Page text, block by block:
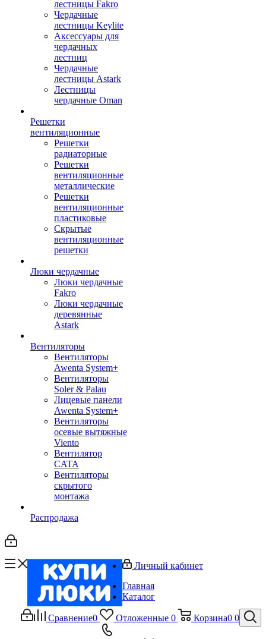
лестницы Fakro
Чердачные
лестницы Keylite
Аксессуары для
чердачных
лестниц
Чердачные
лестницы Astark
Лестницы
чердачные Oman
Решетки
вентиляционные
Решетки
радиаторные
Решетки
вентиляционные
металлические
Решетки
вентиляционные
пластиковые
Скрытые
вентиляционные
решетки
Люки чердачные
Люки чердачные
Fakro
Люки чердачные
деревянные
Astark
Вентиляторы
Вентиляторы
Awenta System+
Вентиляторы
Soler & Palau
Лицевые панели
Awenta System+
Вентиляторы
осевые вытяжные
Viento
Вентилятор
CATA
Вентиляторы
скрытого
монтажа
Распродажа
Сравнение0 Отложенные 0 Корзина0 0
Личный кабинет
Главная
Каталог